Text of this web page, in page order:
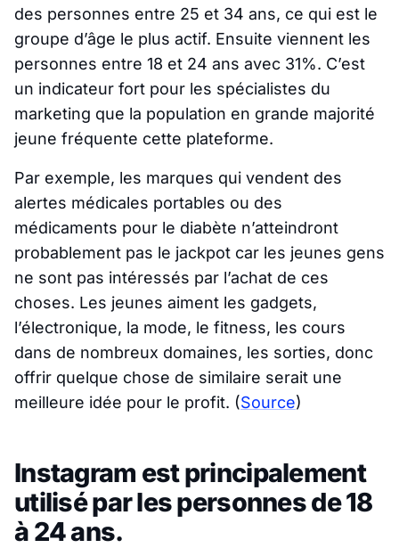
des personnes entre 25 et 34 ans, ce qui est le
groupe d’âge le plus actif. Ensuite viennent les
personnes entre 18 et 24 ans avec 31%. C’est
un indicateur fort pour les spécialistes du
marketing que la population en grande majorité
jeune fréquente cette plateforme.
Par exemple, les marques qui vendent des
alertes médicales portables ou des
médicaments pour le diabète n’atteindront
probablement pas le jackpot car les jeunes gens
ne sont pas intéressés par l’achat de ces
choses. Les jeunes aiment les gadgets,
l’électronique, la mode, le fitness, les cours
dans de nombreux domaines, les sorties, donc
offrir quelque chose de similaire serait une
meilleure idée pour le profit. (Source)
Instagram est principalement
utilisé par les personnes de 18
à 24 ans.